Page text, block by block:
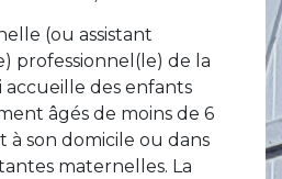
(ou assistant
professionnel(le) de la
des enfants
âgés de moins de 6
à son domicile ou dans
maternelles. La